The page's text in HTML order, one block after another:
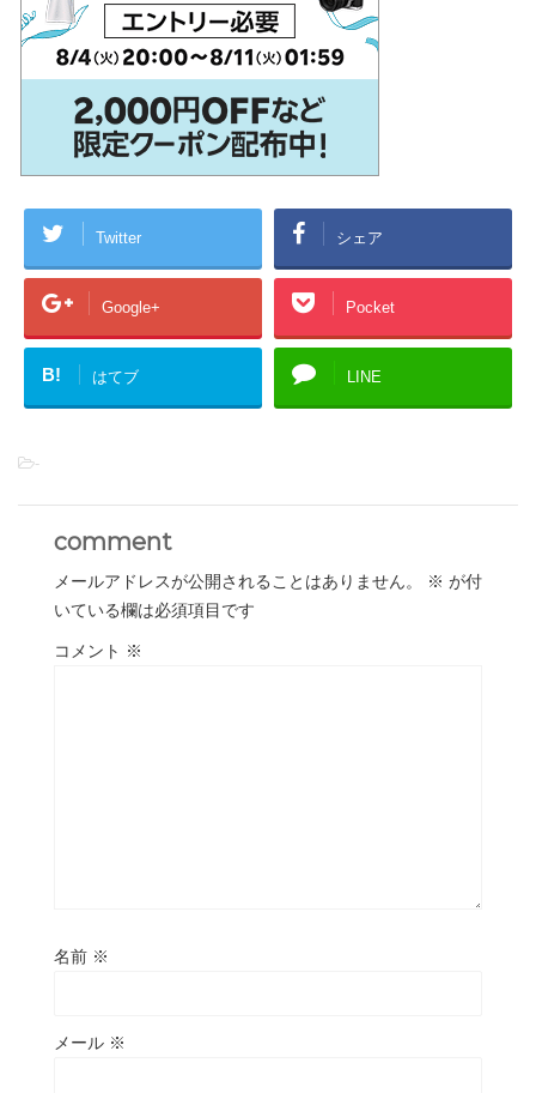
Twitter シェア
Google+ Pocket
B! はてブ LINE
-
comment
メールアドレスが公開されることはありません。 ※ が付
いている欄は必須項目です
コメント ※
名前 ※
メール ※